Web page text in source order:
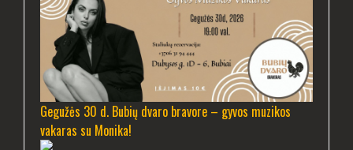
Gegužės 30 d. Bubių dvaro bravore – gyvos muzikos
vakaras su Monika!